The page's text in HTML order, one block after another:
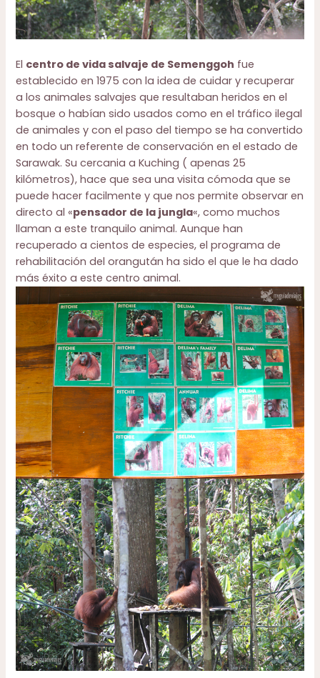
El centro de vida salvaje de Semenggoh fue
establecido en 1975 con la idea de cuidar y recuperar
a los animales salvajes que resultaban heridos en el
bosque o habían sido usados como en el tráfico ilegal
de animales y con el paso del tiempo se ha convertido
en todo un referente de conservación en el estado de
Sarawak. Su cercania a Kuching ( apenas 25
kilómetros), hace que sea una visita cómoda que se
puede hacer facilmente y que nos permite observar en
directo al «pensador de la jungla«, como muchos
llaman a este tranquilo animal. Aunque han
recuperado a cientos de especies, el programa de
rehabilitación del orangután ha sido el que le ha dado
más éxito a este centro animal.